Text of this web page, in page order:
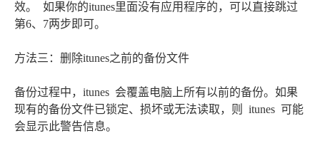
效。 如果你的itunes里面没有应用程序的，可以直接跳过
第6、7两步即可。
方法三：删除itunes之前的备份文件
备份过程中，itunes 会覆盖电脑上所有以前的备份。如果
现有的备份文件已锁定、损坏或无法读取，则 itunes 可能
会显示此警告信息。